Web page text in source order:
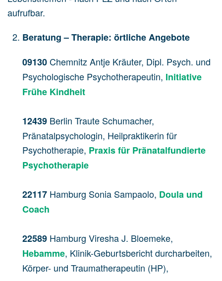
aufrufbar.
Beratung – Therapie: örtliche Angebote
09130Chemnitz Antje Kräuter, Dipl. Psych. und
Psychologische Psychotherapeutin, Initiative
Frühe Kindheit
12439 Berlin Traute Schumacher,
Pränatalpsychologin, Heilpraktikerin für
Psychotherapie, Praxis für Pränatalfundierte
Psychotherapie
22117 Hamburg Sonia Sampaolo, Doula und
Coach
22589 Hamburg Viresha J. Bloemeke,
Hebamme, Klinik-Geburtsbericht durcharbeiten,
Körper- und Traumatherapeutin (HP),